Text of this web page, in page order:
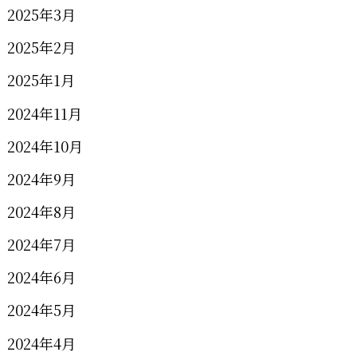
2025年3月
2025年2月
2025年1月
2024年11月
2024年10月
2024年9月
2024年8月
2024年7月
2024年6月
2024年5月
2024年4月